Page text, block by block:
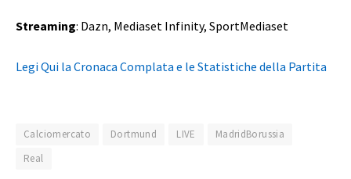
Streaming: Dazn, Mediaset Infinity, SportMediaset
Legi Qui la Cronaca Complata e le Statistiche della Partita
Calciomercato Dortmund LIVE
MadridBorussia
Real